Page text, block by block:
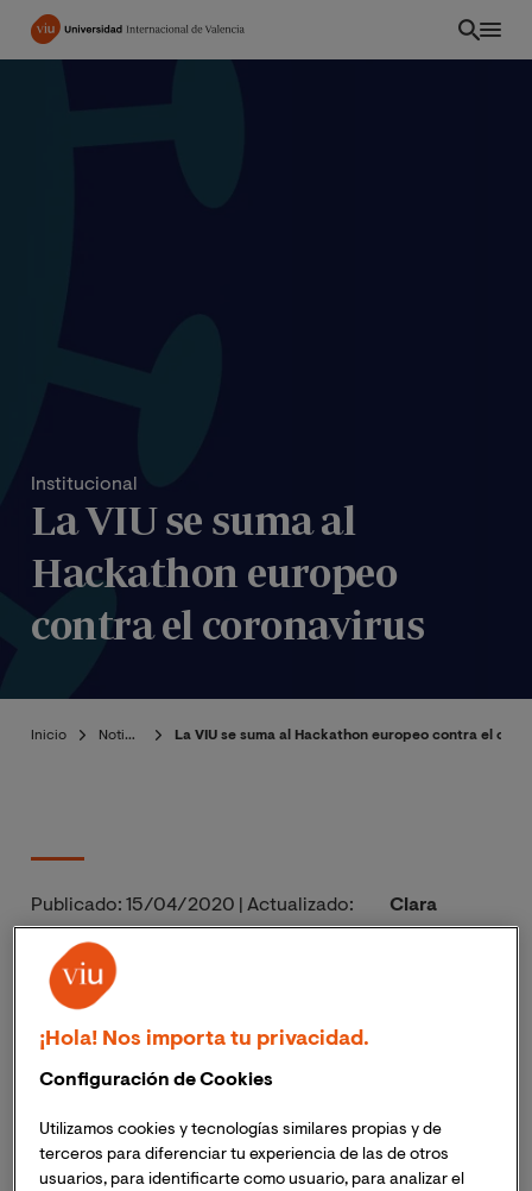
Pasar
Institucional
La VIU se suma al
Hackathon europeo
contra el coronavirus
Inicio Noticias La VIU se suma al Hackathon europeo contra el
Publicado: 15/04/2020
Actualizado:
06/11/2023
Clara
Castillejo
El #EUvsVirus Hackathon surge con el objetivo de
conectar a la sociedad civil, innovadores,
inversiones y socios estratégicos de toda Europa
frente a los nuevos retos que deja el escenario
post COVID-19
¡Hola! Nos importa tu privacidad.
Configuración de Cookies
Utilizamos cookies y tecnologías similares propias y de
terceros para diferenciar tu experiencia de las de otros
usuarios, para identificarte como usuario, para analizar el